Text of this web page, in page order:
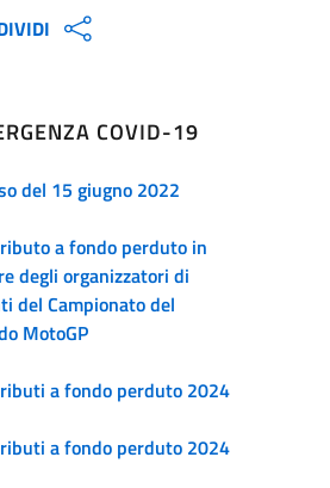
COVID-19
del 15 giugno 2022
a fondo perduto in
degli organizzatori di
del Campionato del
MotoGP
a fondo perduto 2024
a fondo perduto 2024